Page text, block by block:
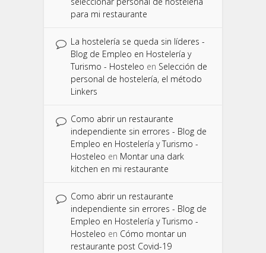
para mi restaurante
La hostelería se queda sin líderes -
Blog de Empleo en Hostelería y
Turismo - Hosteleo en Selección de
personal de hostelería, el método
Linkers
Como abrir un restaurante
independiente sin errores - Blog de
Empleo en Hostelería y Turismo -
Hosteleo en Montar una dark
kitchen en mi restaurante
Como abrir un restaurante
independiente sin errores - Blog de
Empleo en Hostelería y Turismo -
Hosteleo en Cómo montar un
restaurante post Covid-19